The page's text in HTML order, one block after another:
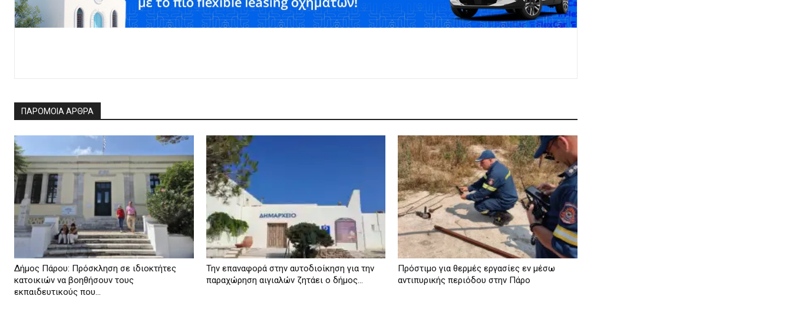
ΠΑΡΟΜΟΙΑ ΑΡΘΡΑ
Δήμος Πάρου: Πρόσκληση σε ιδιοκτήτες
κατοικιών να βοηθήσουν τους
εκπαιδευτικούς που...
Την επαναφορά στην αυτοδιοίκηση για την
παραχώρηση αιγιαλών ζητάει ο δήμος...
Πρόστιμο για θερμές εργασίες εν μέσω
αντιπυρικής περιόδου στην Πάρο